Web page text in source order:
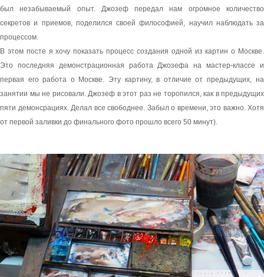
был незабываемый опыт. Джозеф передал нам огромное количество
секретов и приемов, поделился своей философией, научил наблюдать за
процессом.
В этом посте я хочу показать процесс создания одной из картин о Москве.
Это последняя демонстрационная работа Джозефа на мастер-классе и
первая его работа о Москве. Эту картину, в отличие от предыдущих, на
занятии мы не рисовали. Джозеф в этот раз не торопился, как в предыдущих
пяти демонсрациях. Делал все свободнее. Забыл о времени, это важно. Хотя
от первой заливки до финального фото прошло всего 50 минут).